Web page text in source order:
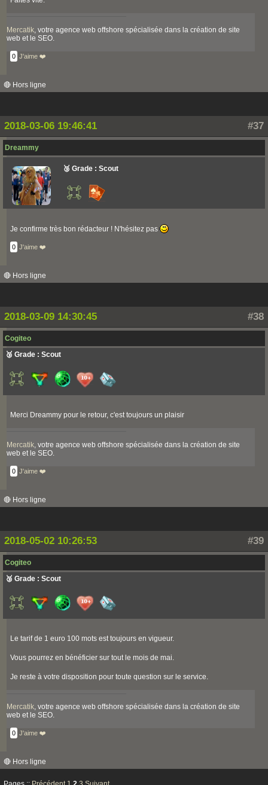
Mercatik , votre agence web offshore spécialisée dans la création de site
web et le SEO.
0 J'aime ❤️
🔴 Hors ligne
#37
2018-03-06 19:46:41
Dreammy
🥉 Grade : Scout
Je confirme très bon rédacteur ! N'hésitez pas
0 J'aime ❤️
🔴 Hors ligne
#38
2018-03-09 14:30:45
Cogiteo
🥉 Grade : Scout
Merci Dreammy pour le retour, c'est toujours un plaisir
Mercatik , votre agence web offshore spécialisée dans la création de site
web et le SEO.
0 J'aime ❤️
🔴 Hors ligne
#39
2018-05-02 10:26:53
Cogiteo
🥉 Grade : Scout
Le tarif de 1 euro 100 mots est toujours en vigueur.
Vous pourrez en bénéficier sur tout le mois de mai.
Je reste à votre disposition pour toute question sur le service.
Mercatik, votre agence web offshore spécialisée dans la création de site
web et le SEO.
0 J'aime ❤️
🔴 Hors ligne